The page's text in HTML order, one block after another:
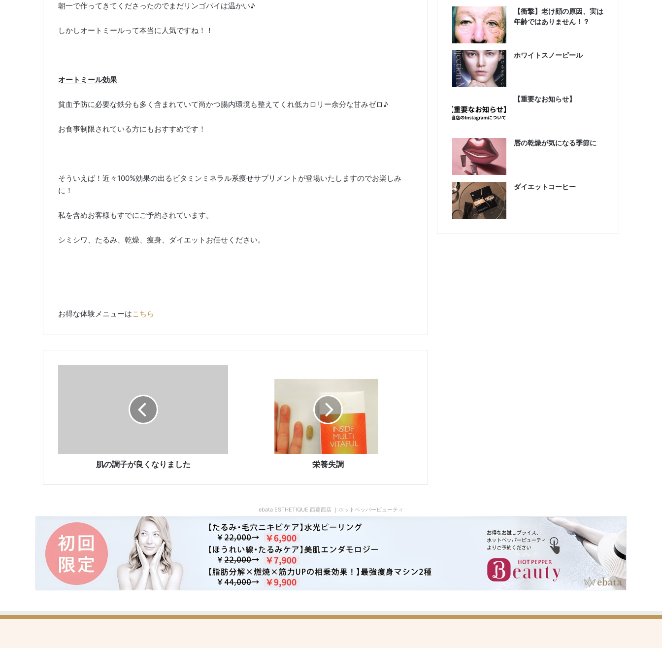
朝一で作ってきてくださったのでまだリンゴパイは温かい♪
しかしオートミールって本当に人気ですね！！
オートミール効果
貧血予防に必要な鉄分も多く含まれていて尚かつ腸内環境も整えてくれ低カロリー余分な甘みゼロ♪
お食事制限されている方にもおすすめです！
そういえば！近々100%効果の出るビタミンミネラル系痩せサプリメントが登場いたしますのでお楽しみ
に！
私を含めお客様もすでにご予約されています。
シミシワ、たるみ、乾燥、痩身、ダイエットお任せください。
お得な体験メニューはこちら
り
た
肌の調子が良くなりました 栄養失調
【衝撃】老け顔の原因、実は
年齢ではありません！？
ホワイトスノーピール
【重要なお知らせ】
唇の乾燥が気になる季節に
ダイエットコーヒー
ebata ESTHETIQUE 西葛西店 ｜ホットペッパービューティ